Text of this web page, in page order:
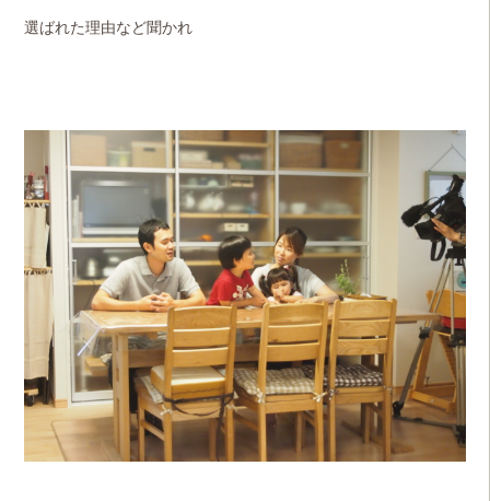
選ばれた理由など聞かれ